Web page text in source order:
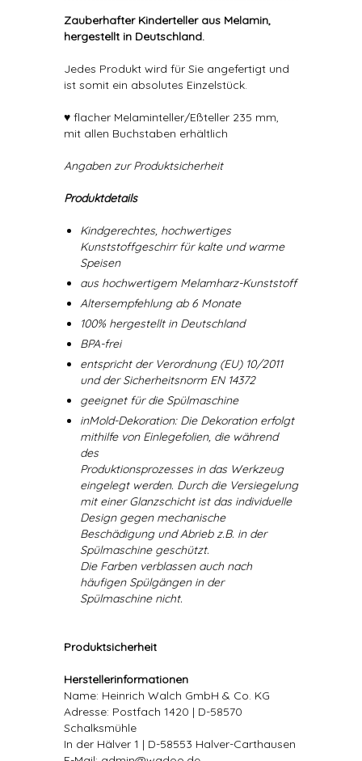
Zauberhafter Kinderteller aus Melamin,
hergestellt in Deutschland.
Jedes Produkt wird für Sie angefertigt und
ist somit ein absolutes Einzelstück.
♥ flacher Melaminteller/Eßteller 235 mm,
mit allen Buchstaben erhältlich
Angaben zur Produktsicherheit
Produktdetails
Kindgerechtes, hochwertiges
Kunststoffgeschirr für kalte und warme
Speisen
aus hochwertigem Melamharz-Kunststoff
Altersempfehlung ab 6 Monate
100% hergestellt in Deutschland
BPA-frei
entspricht der Verordnung (EU) 10/2011
und der Sicherheitsnorm EN 14372
geeignet für die Spülmaschine
inMold-Dekoration: Die Dekoration erfolgt
mithilfe von Einlegefolien, die während
des
Produktionsprozesses in das Werkzeug
eingelegt werden. Durch die Versiegelung
mit einer Glanzschicht ist das individuelle
Design gegen mechanische
Beschädigung und Abrieb z.B. in der
Spülmaschine geschützt.
Die Farben verblassen auch nach
häufigen Spülgängen in der
Spülmaschine nicht.
Produktsicherheit
Herstellerinformationen
Name: Heinrich Walch GmbH & Co. KG
Adresse: Postfach 1420 | D-58570
Schalksmühle
In der Hälver 1 | D-58553 Halver-Carthausen